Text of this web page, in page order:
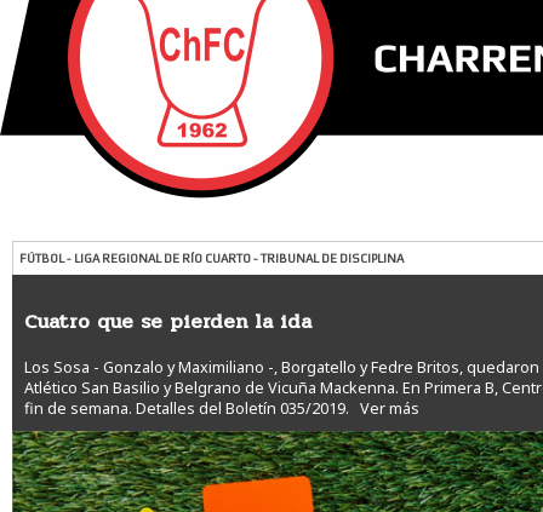
FÚTBOL - LIGA REGIONAL DE RÍO CUARTO - TRIBUNAL DE DISCIPLINA
Cuatro que se pierden la ida
Los Sosa - Gonzalo y Maximiliano -, Borgatello y Fedre Britos,
Atlético San Basilio y Belgrano de Vicuña Mackenna. En Primera B,
fin de semana. Detalles del Boletín 035/2019. Ver más